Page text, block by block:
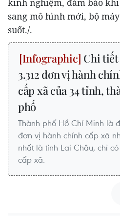
kinh nghiệm, đảm bảo
sang mô hình mới, bộ
suốt./.
Chi tiết
3.312 đơn vị hành
cấp xã của 34 tỉnh,
phố
Thành phố Hồ Chí Minh là
đơn vị hành chính cấp xã
nhất là tỉnh Lai Châu, chỉ
cấp xã.